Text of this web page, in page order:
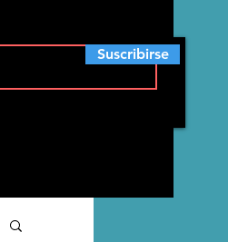
Suscribirse